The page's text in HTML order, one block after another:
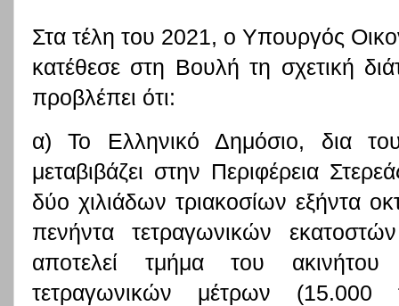
Στα τέλη του 2021, ο Υπουργός
κατέθεσε στη Βουλή τη σχετική
προβλέπει ότι:
α) Το Ελληνικό Δημόσιο, δια
μεταβιβάζει στην Περιφέρεια
δύο χιλιάδων τριακοσίων εξήντα
πενήντα τετραγωνικών
αποτελεί τμήμα του
τετραγωνικών μέτρων (15.000